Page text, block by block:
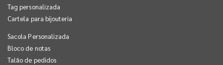
Tag personalizada
Cartela para bijouteria
Sacola Personalizada
Bloco de notas
Talão de pedidos